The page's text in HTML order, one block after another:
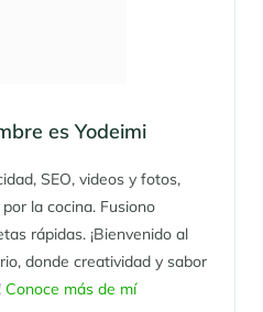
es Yodeimi
SEO, videos y fotos,
la cocina. Fusiono
rápidas. ¡Bienvenido al
donde creatividad y sabor
Conoce más de mí